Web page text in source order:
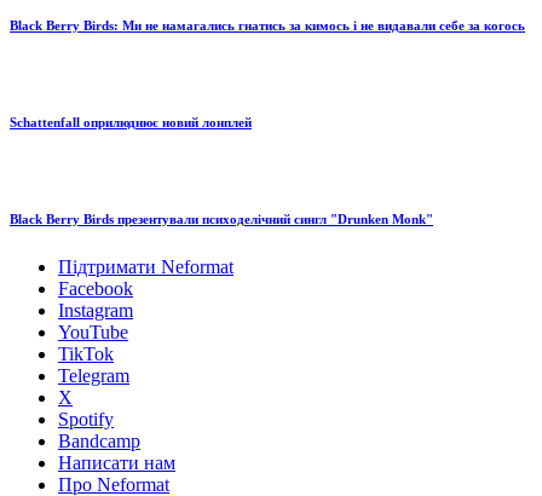
Black Berry Birds: Ми не намагались гнатись за кимось і не видавали себе за когось
Schattenfall оприлюднює новий лонплей
Black Berry Birds презентували психоделічний сингл "Drunken Monk"
Підтримати Neformat
Facebook
Instagram
YouTube
TikTok
Telegram
X
Spotify
Bandcamp
Написати нам
Про Neformat